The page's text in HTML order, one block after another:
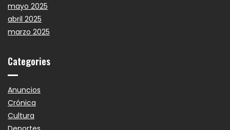
mayo 2025
abril 2025
marzo 2025
Categories
Anuncios
Crónica
Cultura